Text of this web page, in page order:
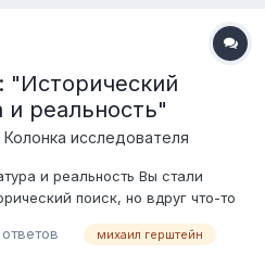
"Исторический
и реальность"
Колонка исследователя
и реальность Вы стали
поиск, но вдруг что-то
ответов михаил герштейн